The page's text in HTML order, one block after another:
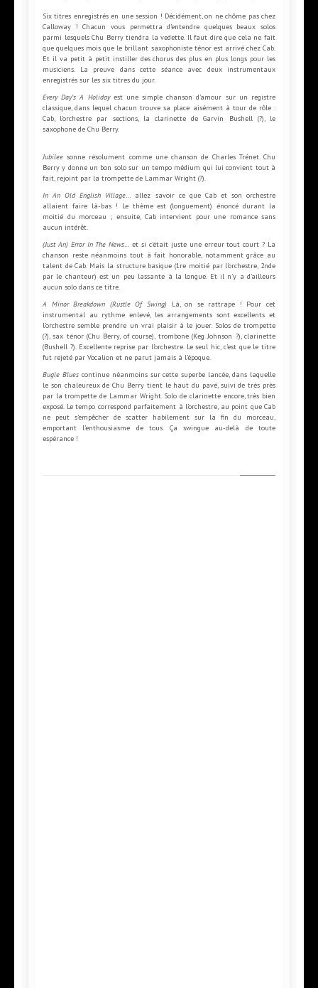
Six titres enregistrés en une session ! Décidément, on ne chôme pas chez
Calloway ! Chacun vous permettra d’entendre quelques beaux solos
parmi lesquels Chu Berry tiendra la vedette. Il faut dire que cela ne fait
que quelques mois que le brillant saxophoniste ténor est arrivé chez Cab.
Et il va petit à petit instiller des chorus des plus en plus longs pour les
musiciens. La preuve dans cette séance avec deux instrumentaux
enregistrés sur les six titres du jour.
Every Day’s A Holidayest une simple chanson d’amour sur un registre
classique, dans lequel chacun trouve sa place aisément à tour de rôle :
Cab, l’orchestre par sections, la clarinette de Garvin Bushell (?), le
saxophone de Chu Berry.
Jubilee sonne résolument comme une chanson de Charles Trénet. Chu
Berry y donne un bon solo sur un tempo médium qui lui convient tout à
fait, rejoint par la trompette de Lammar Wright (?).
In An Old English Village… allez savoir ce que Cab et son orchestre
allaient faire là-bas ! Le thème est (longuement) énoncé durant la
moitié du morceau ; ensuite, Cab intervient pour une romance sans
aucun intérêt.
(Just An) Error In The News… et si c’était juste une erreur tout court ? La
chanson reste néanmoins tout à fait honorable, notamment grâce au
talent de Cab. Mais la structure basique (1re moitié par l’orchestre, 2nde
par le chanteur) est un peu lassante à la longue. Et il n’y a d’ailleurs
aucun solo dans ce titre.
A Minor Breakdown (Rustle Of Swing)Là, on se rattrape ! Pour cet
instrumental au rythme enlevé, les arrangements sont excellents et
l’orchestre semble prendre un vrai plaisir à le jouer. Solos de trompette
(?), sax ténor (Chu Berry, of course), trombone (Keg Johnson ?), clarinette
(Bushell ?). Excellente reprise par l’orchestre. Le seul hic, c’est que le titre
fut rejeté par Vocalion et ne parut jamais à l’époque.
Bugle Bluescontinue néanmoins sur cette superbe lancée, dans laquelle
le son chaleureux de Chu Berry tient le haut du pavé, suivi de très près
par la trompette de Lammar Wright. Solo de clarinette encore, très bien
exposé. Le tempo correspond parfaitement à l’orchestre, au point que Cab
ne peut s’empêcher de scatter habilement sur la fin du morceau,
emportant l’enthousiasme de tous. Ça swingue au-delà de toute
espérance !